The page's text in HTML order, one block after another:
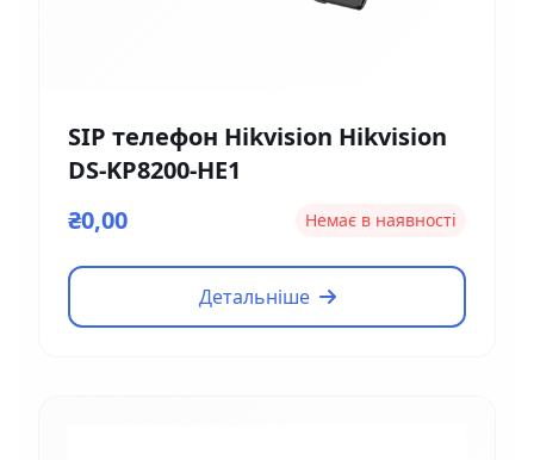
SIP телефон Hikvision Hikvision
DS-KP8200-HE1
₴0,00
Немає в наявності
Детальніше